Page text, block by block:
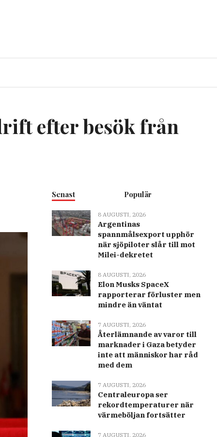
efter besök från
Senast Populär
8 AUGUSTI, 2026
Argentinas
spannmålsexport upphör
när sjöpiloter slår till mot
Milei-dekretet
8 AUGUSTI, 2026
Elon Musks SpaceX
rapporterar förluster men
mindre än väntat
7 AUGUSTI, 2026
Återlämnande av varor till
marknader i Gaza betyder
inte att människor har råd
med dem
7 AUGUSTI, 2026
Centraleuropa ser
rekordtemperaturer när
värmeböljan fortsätter
7 AUGUSTI, 2026